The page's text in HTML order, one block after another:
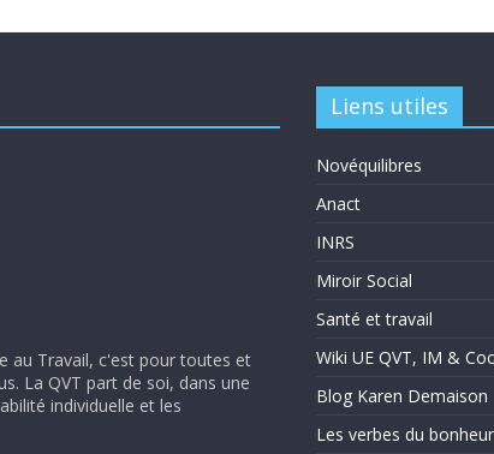
au Travail, c'est pour toutes et
La QVT part de soi, dans une
individuelle et les
Liens utiles
Novéquilibres
Anact
INRS
Miroir Social
Santé et travail
Wiki UE QVT, IM &
Blog Karen Demaison
Les verbes du bonheur